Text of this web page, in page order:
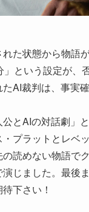
た状態から物語
という設定が、
AI裁判は、事実
公とAIの対話劇
プラットとレベ
読めない物語で
じました。最後
下さい！